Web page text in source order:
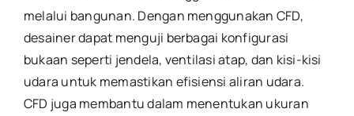
melalui bangunan. Dengan menggunakan CFD,
desainer dapat menguji berbagai konfigurasi
bukaan seperti jendela, ventilasi atap, dan kisi-kisi
udara untuk memastikan efisiensi aliran udara.
CFD juga membantu dalam menentukan ukuran